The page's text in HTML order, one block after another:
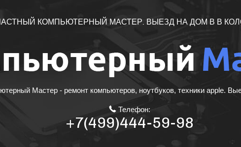
КОМПЬЮТЕРНЫЙ МАСТЕР. ВЫЕЗД НА ДОМ В В
Мастер - ремонт компьютеров, ноутбуков, техники apple.
Телефон:
+7(499)444-59-98